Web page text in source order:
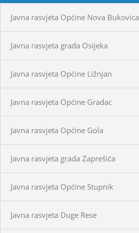
Javna rasvjeta Općine Nova Bukovica
Javna rasvjeta grada Osijeka
Javna rasvjeta Općine Ližnjan
Javna rasvjeta Općine Gradac
Javna rasvjeta Općine Gola
Javna rasvjeta grada Zaprešića
Javna rasvjeta Općine Stupnik
Javna rasvjeta Duge Rese